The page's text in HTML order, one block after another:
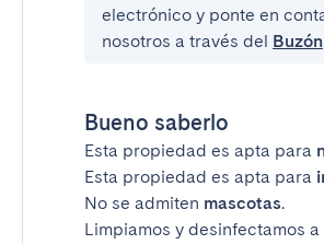
electrónico y ponte en
nosotros a través del Buzón
Bueno saberlo
Esta propiedad es apta para
Esta propiedad es apta para
No se admiten mascotas.
Limpiamos y desinfectamos